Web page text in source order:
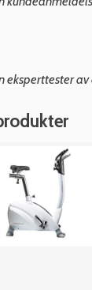
eksperttester